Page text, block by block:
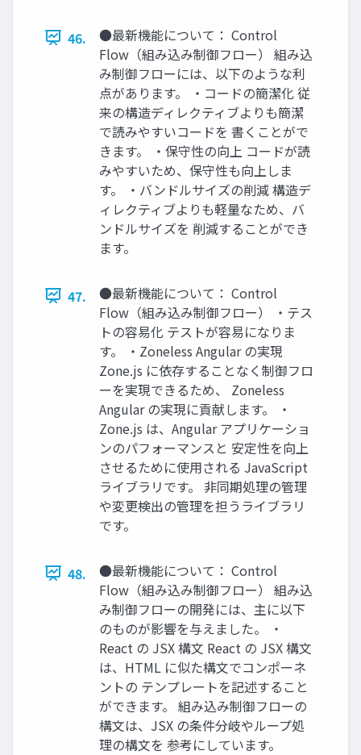
46.
●最新機能について： Control
Flow（組み込み制御フロー） 組み込
み制御フローには、以下のような利
点があります。 ・コードの簡潔化 従
来の構造ディレクティブよりも簡潔
で読みやすいコードを 書くことがで
きます。 ・保守性の向上 コードが読
みやすいため、保守性も向上しま
す。 ・バンドルサイズの削減 構造デ
ィレクティブよりも軽量なため、バ
ンドルサイズを 削減することができ
ます。
47.
●最新機能について： Control
Flow（組み込み制御フロー） ・テス
トの容易化 テストが容易になりま
す。 ・Zoneless Angular の実現
Zone.js に依存することなく制御フロ
ーを実現できるため、 Zoneless
Angular の実現に貢献します。 ・
Zone.js は、Angular アプリケーショ
ンのパフォーマンスと 安定性を向上
させるために使用される JavaScript
ライブラリです。 非同期処理の管理
や変更検出の管理を担うライブラリ
です。
48.
●最新機能について： Control
Flow（組み込み制御フロー） 組み込
み制御フローの開発には、主に以下
のものが影響を与えました。 ・
React の JSX 構文 React の JSX 構文
は、HTML に似た構文でコンポーネ
ントの テンプレートを記述すること
ができます。 組み込み制御フローの
構文は、JSX の条件分岐やループ処
理の構文を 参考にしています。